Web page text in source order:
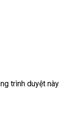
trình duyệt này